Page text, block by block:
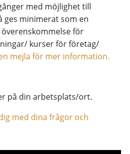
med möjlighet till
ges minimerat som en
för
kurser för företag/
mejla för mer information.
på din arbetsplats/ort.
med dina frågor och